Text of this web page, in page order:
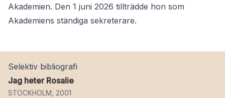
Akademien. Den 1 juni 2026 tillträdde hon som
Akademiens ständiga sekreterare.
Selektiv bibliografi
Jag heter Rosalie
STOCKHOLM, 2001